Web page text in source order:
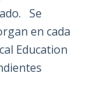
Se
en cada
Education